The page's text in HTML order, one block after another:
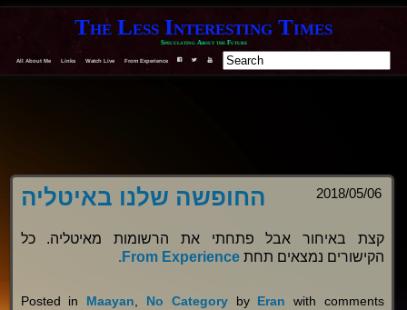
The Less Interesting Times
Speculating About the Future
All About Me Links Watch Live From Experience F T Y
2018/05/06 החופשה שלנו באיטליה
קצת באיחור אבל פתחתי את הרשומות מאיטליה. כל
הקישורים נמצאים תחתFrom Experience.
Posted in Maayan No Categoryby Eran with comments